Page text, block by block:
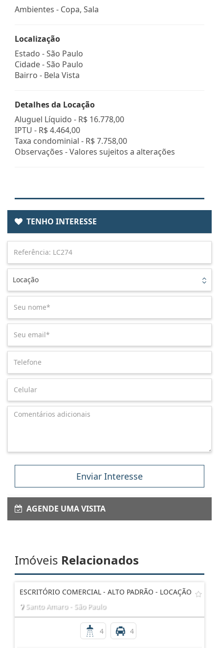
Ambientes - Copa, Sala
Localização
Estado -São Paulo
Cidade -São Paulo
Bairro - Bela Vista
Detalhes da Locação
Aluguel Líquido - R$ 16.778,00
IPTU - R$ 4.464,00
Taxa condominial - R$ 7.758,00
Observações - Valores sujeitos a alterações
TENHO INTERESSE
Locação
Enviar Interesse
AGENDE UMA VISITA
Imóveis Relacionados
ESCRITÓRIO COMERCIAL - ALTO PADRÃO - LOCAÇÃO
Santo Amaro - São Paulo
4 4